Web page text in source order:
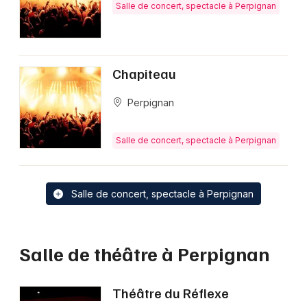
Salle de concert, spectacle à Perpignan
Chapiteau
Perpignan
Salle de concert, spectacle à Perpignan
Salle de concert, spectacle à Perpignan
Salle de théâtre à Perpignan
Théâtre du Réflexe